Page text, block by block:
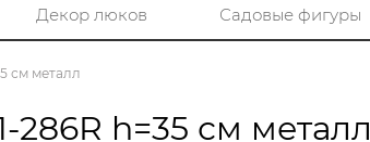
Декор люков Садовые фигуры
см металл
h=35 см металл